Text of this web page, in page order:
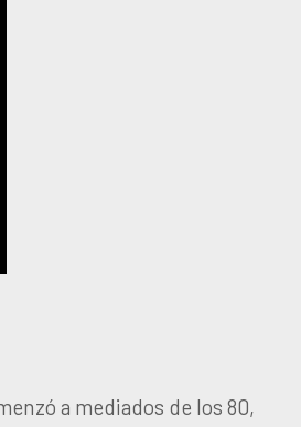
a mediados de los 80,